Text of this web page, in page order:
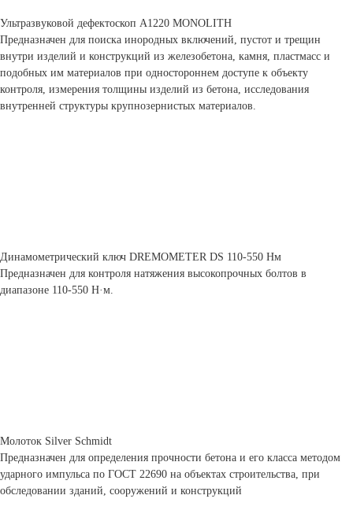
Ультразвуковой дефектоскоп А1220 MONOLITH
Предназначен для поиска инородных включений, пустот и трещин
внутри изделий и конструкций из железобетона, камня, пластмасс и
подобных им материалов при одностороннем доступе к объекту
контроля, измерения толщины изделий из бетона, исследования
внутренней структуры крупнозернистых материалов.
Динамометрический ключ DREMOMETER DS 110-550 Нм
Предназначен для контроля натяжения высокопрочных болтов в
диапазоне 110-550 Н·м.
Молоток Silver Schmidt
Предназначен для определения прочности бетона и его класса методом
ударного импульса по ГОСТ 22690 на объектах строительства, при
обследовании зданий, сооружений и конструкций